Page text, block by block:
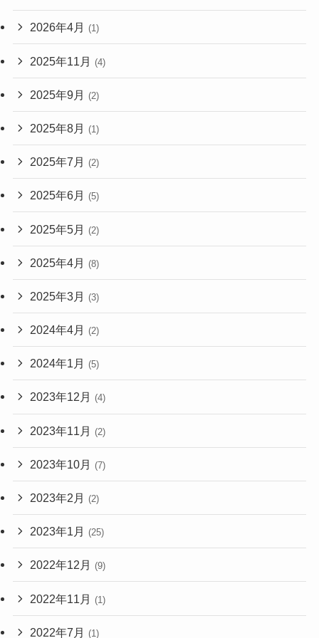
2026年4月 (1)
2025年11月 (4)
2025年9月 (2)
2025年8月 (1)
2025年7月 (2)
2025年6月 (5)
2025年5月 (2)
2025年4月 (8)
2025年3月 (3)
2024年4月 (2)
2024年1月 (5)
2023年12月 (4)
2023年11月 (2)
2023年10月 (7)
2023年2月 (2)
2023年1月 (25)
2022年12月 (9)
2022年11月 (1)
2022年7月 (1)